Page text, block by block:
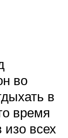
во
в
время
изо всех